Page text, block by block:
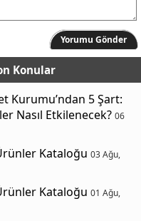
Yorumu Gönder
Konular
Kurumu’ndan 5 Şart:
Nasıl Etkilenecek? 06
Kataloğu 03 Ağu,
Kataloğu 01 Ağu,